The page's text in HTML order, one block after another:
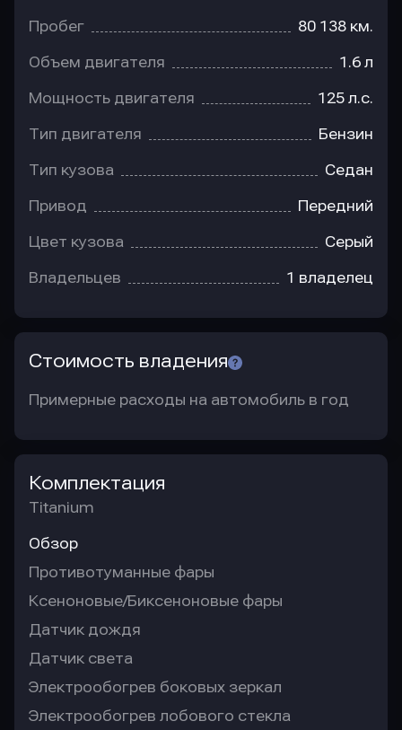
Пробег 80 138 км.
Объем двигателя 1.6 л
Мощность двигателя 125 л.с.
Тип двигателя Бензин
Тип кузова Седан
Привод Передний
Цвет кузова Серый
Владельцев 1 владелец
Стоимость владения
Примерные расходы на автомобиль в год
Комплектация
Titanium
Обзор
Противотуманные фары
Ксеноновые/Биксеноновые фары
Датчик дождя
Датчик света
Электрообогрев боковых зеркал
Электрообогрев лобового стекла